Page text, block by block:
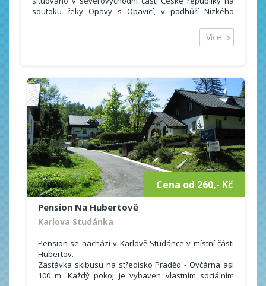
soutoku řeky Opavy s Opavicí, v podhůří Nízkého
Ubytování je vhodné jak pro ty, kteří preferují
apartmánech, které disponují vlastní kuchyní,
koupelnou s toaletou. Součástí každého pokoje je také
televizor nebo internetové připojení.
Více
Cena od 260,- Kč
Pension Na Hubertově
Karlova Studánka
Pension se nachází v Karlově Studánce v místní části
Hubertov.
Zastávka skibusu na středisko Praděd - Ovčárna asi
100 m. Každý pokoj je vybaven vlastním sociálním